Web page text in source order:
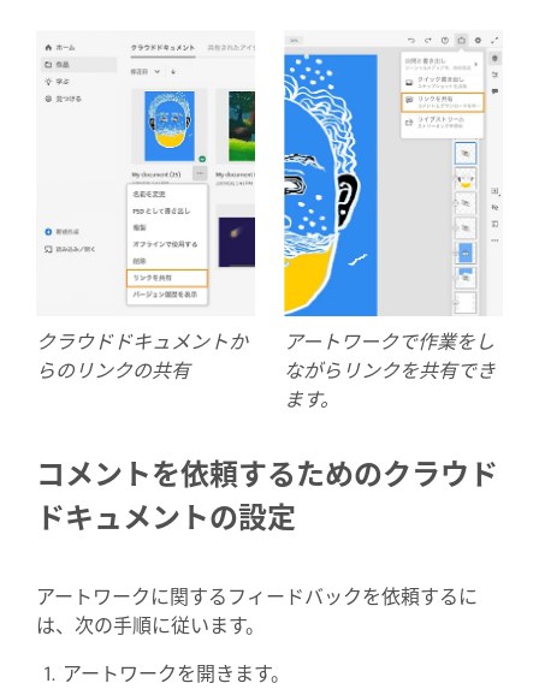
クラウドドキュメントか
らのリンクの共有
アートワークで作業をし
ながらリンクを共有でき
ます。
コメントを依頼するためのクラウド
ドキュメントの設定
アートワークに関するフィードバックを依頼するに
は、次の手順に従います。
アートワークを開きます。